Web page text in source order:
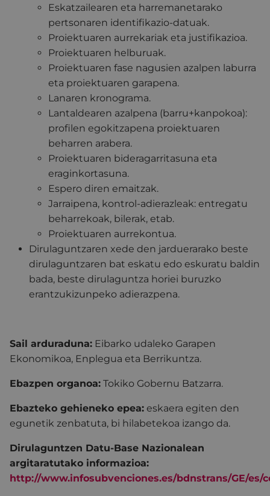
Eskatzailearen eta harremanetarako
pertsonaren identifikazio-datuak.
Proiektuaren aurrekariak eta justifikazioa.
Proiektuaren helburuak.
Proiektuaren fase nagusien azalpen laburra
eta proiektuaren garapena.
Lanaren kronograma.
Lantaldearen azalpena (barru+kanpokoa):
profilen egokitzapena proiektuaren
beharren arabera.
Proiektuaren bideragarritasuna eta
eraginkortasuna.
Espero diren emaitzak.
Jarraipena, kontrol-adierazleak: entregatu
beharrekoak, bilerak, etab.
Proiektuaren aurrekontua.
Dirulaguntzaren xede den jarduerarako beste
dirulaguntzaren bat eskatu edo eskuratu baldin
bada, beste dirulaguntza horiei buruzko
erantzukizunpeko adierazpena.
Sail arduraduna: Eibarko udaleko Garapen
Ekonomikoa, Enplegua eta Berrikuntza.
Ebazpen organoa: Tokiko Gobernu Batzarra.
Ebazteko gehieneko epea: eskaera egiten den
egunetik zenbatuta, bi hilabetekoa izango da.
Dirulaguntzen Datu-Base Nazionalean
argitaratutako informazioa:
http://www.infosubvenciones.es/bdnstrans/GE/es/